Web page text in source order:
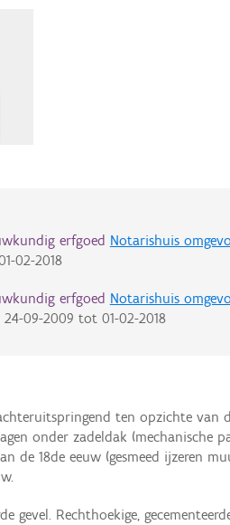
erfgoed Notarishuis
02-2018
erfgoed Notarishuis
24-09-2009 tot 01-02-2018
ten opzichte van
onder zadeldak (mechanische
de 18de eeuw (gesmeed ijzeren
gevel. Rechthoekige,